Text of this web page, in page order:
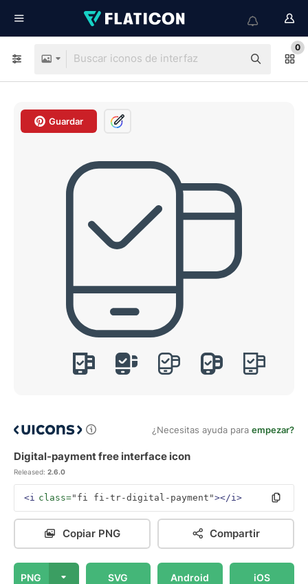
0
Guardar
¿Necesitas ayuda para empezar?
Digital-payment free interface icon
Released: 2.6.0
<i class="fi fi-tr-digital-payment"></i>
Copiar PNG Compartir
PNG SVG Android iOS